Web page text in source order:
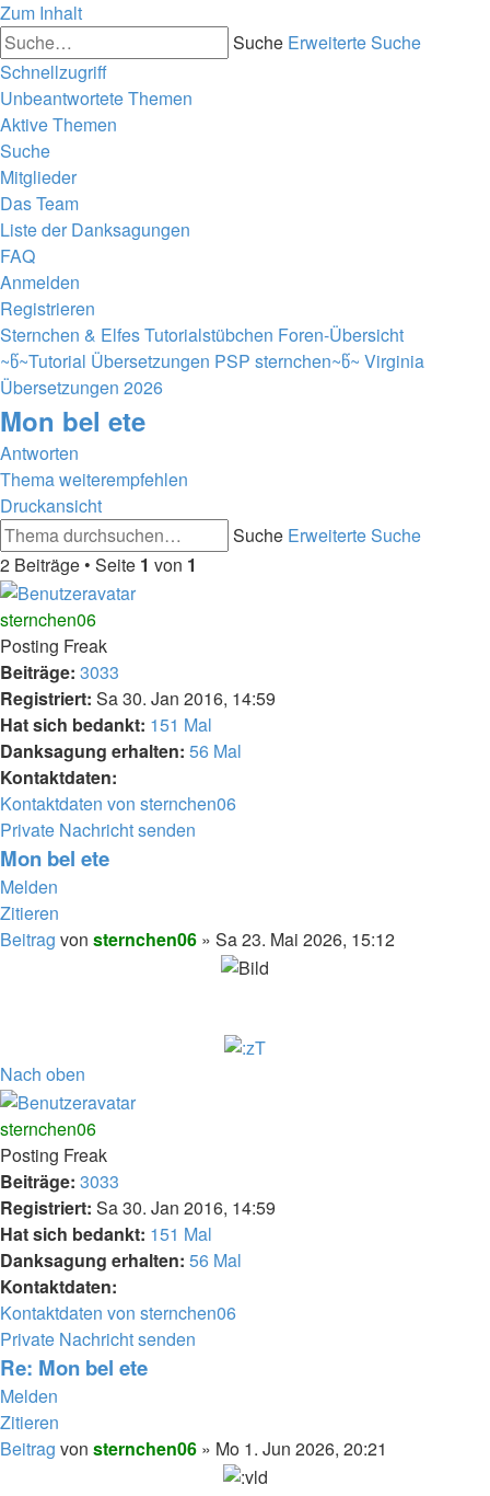
Zum Inhalt
Suche Erweiterte Suche
Schnellzugriff
Unbeantwortete Themen
Aktive Themen
Suche
Mitglieder
Das Team
Liste der Danksagungen
FAQ
Anmelden
Registrieren
Sternchen & Elfes Tutorialstübchen Foren-Übersicht
~წ~Tutorial Übersetzungen PSP sternchen~წ~ Virginia
Übersetzungen 2026
Mon bel ete
Antworten
Thema weiterempfehlen
Druckansicht
Suche Erweiterte Suche
2 Beiträge • Seite 1 von 1
sternchen06
Posting Freak
Beiträge: 3033
Registriert: Sa 30. Jan 2016, 14:59
Hat sich bedankt: 151 Mal
Danksagung erhalten: 56 Mal
Kontaktdaten:
Kontaktdaten von sternchen06
Private Nachricht senden
Mon bel ete
Melden
Zitieren
Beitrag von sternchen06 » Sa 23. Mai 2026, 15:12
Nach oben
sternchen06
Posting Freak
Beiträge: 3033
Registriert: Sa 30. Jan 2016, 14:59
Hat sich bedankt: 151 Mal
Danksagung erhalten: 56 Mal
Kontaktdaten:
Kontaktdaten von sternchen06
Private Nachricht senden
Re: Mon bel ete
Melden
Zitieren
Beitrag von sternchen06 » Mo 1. Jun 2026, 20:21